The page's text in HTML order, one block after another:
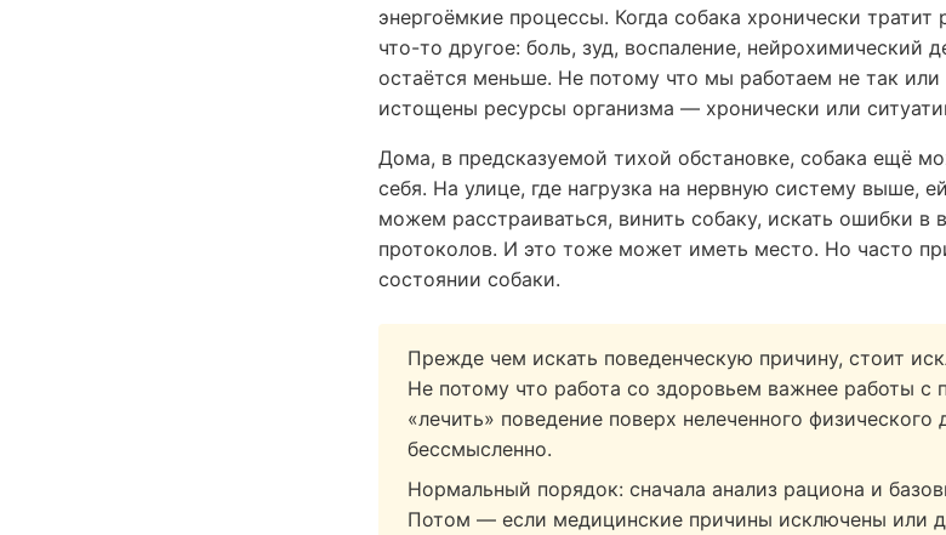
энергоёмкие процессы. Когда собака хронически
что-то другое: боль, зуд, воспаление, нейрохимический
остаётся меньше. Не потому что мы работаем не так
истощены ресурсы организма — хронически или
Дома, в предсказуемой тихой обстановке, собака ещё
себя. На улице, где нагрузка на нервную систему выше,
можем расстраиваться, винить собаку, искать ошибки в
протоколов. И это тоже может иметь место. Но часто
состоянии собаки.
Прежде чем искать поведенческую причину, стоит
Не потому что работа со здоровьем важнее работы с
«лечить» поведение поверх нелеченного
бессмысленно.
Нормальный порядок: сначала анализ рациона и
Потом — если медицинские причины исключены или